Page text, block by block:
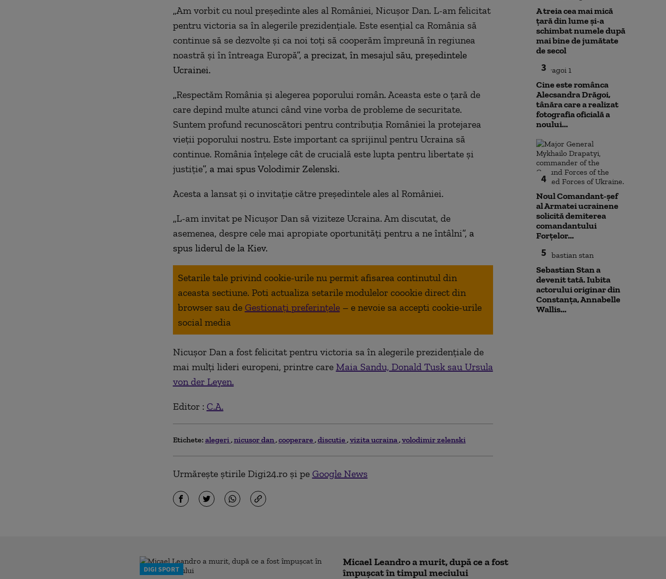
„Am vorbit cu noul președinte ales al României, Nicușor Dan. L-am felicitat
pentru victoria sa în alegerile prezidențiale. Este esențial ca România să
continue să se dezvolte și ca noi toți să cooperăm împreună în regiunea
noastră și în întreaga Europă”, a precizat, în mesajul său, președintele
Ucrainei.
„Respectăm România și alegerea poporului român. Aceasta este o țară de
care depind multe atunci când vine vorba de probleme de securitate.
Suntem profund recunoscători pentru contribuția României la protejarea
vieții poporului nostru. Este important ca sprijinul pentru Ucraina să
continue. România înțelege cât de crucială este lupta pentru libertate și
justiție”, a mai spus Volodimir Zelenski.
Acesta a lansat și o invitație către președintele ales al României.
„L-am invitat pe Nicușor Dan să viziteze Ucraina. Am discutat, de
asemenea, despre cele mai apropiate oportunități pentru a ne întâlni”, a
spus liderul de la Kiev.
Setarile tale privind cookie-urile nu permit afisarea continutul din
aceasta sectiune. Poti actualiza setarile modulelor coookie direct din
browser sau de Gestionați preferințele – e nevoie sa accepti cookie-urile
social media
Nicușor Dan a fost felicitat pentru victoria sa în alegerile prezidențiale de
mai mulți lideri europeni, printre care Maia Sandu, Donald Tusk sau Ursula
von der Leyen.
Editor : C.A.
Etichete: alegeri nicusor dan cooperare discutie vizita ucraina volodimir zelenski
Urmărește știrile Digi24.ro și pe Google News
A treia cea mai mică
țară din lume și-a
schimbat numele după
mai bine de jumătate
de secol
3
Cine este românca
Alecsandra Drăgoi,
tânăra care a realizat
fotografia oficială a
noului...
4
Noul Comandant-șef
al Armatei ucrainene
solicită demiterea
comandantului
Forțelor...
5
Sebastian Stan a
devenit tată. Iubita
actorului originar din
Constanța, Annabelle
Wallis...
DIGI SPORT
Micael Leandro a murit, după ce a fost
împușcat în timpul meciului